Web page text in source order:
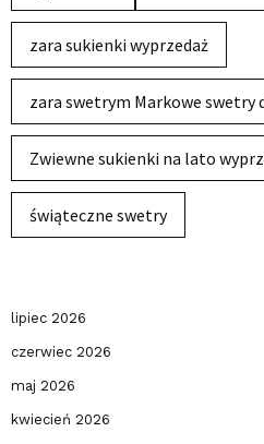
zara sukienki wyprzedaż
zara swetrym Markowe swetry
Zwiewne sukienki na lato
świąteczne swetry
lipiec 2026
czerwiec 2026
maj 2026
kwiecień 2026